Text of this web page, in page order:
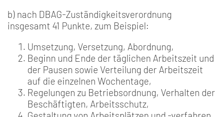
b) nach DBAG-Zuständigkeitsverordnung
insgesamt 41 Punkte, zum Beispiel:
Umsetzung, Versetzung, Abordnung,
Beginn und Ende der täglichen Arbeitszeit und
der Pausen sowie Verteilung der Arbeitszeit
auf die einzelnen Wochentage,
Regelungen zu Betriebsordnung, Verhalten der
Beschäftigten, Arbeitsschutz,